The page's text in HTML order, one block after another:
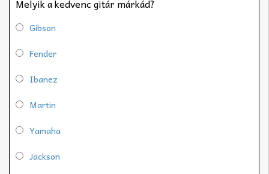
Melyik a kedvenc gitár márkád?
Gibson
Fender
Ibanez
Martin
Yamaha
Jackson